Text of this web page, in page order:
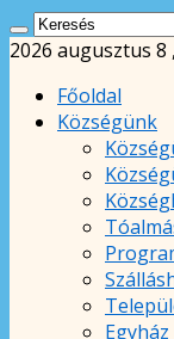
2026 augusztus 8
Főoldal
Községünk
Egyház